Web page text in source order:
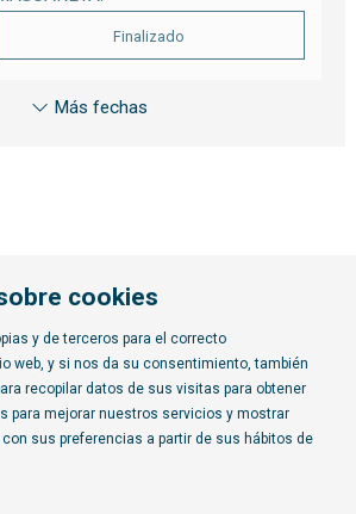
Finalizado
Más fechas
cookies
y de terceros para el correcto
web, y si nos da su consentimiento, también
recopilar datos de sus visitas para obtener
para mejorar nuestros servicios y mostrar
sus preferencias a partir de sus hábitos de